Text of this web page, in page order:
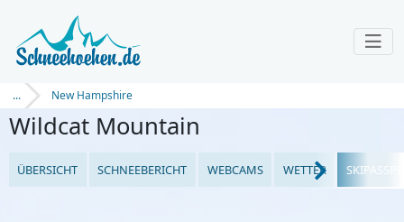
... New Hampshire
Wildcat Mountain
ÜBERSICHT SCHNEEBERICHT WEBCAMS WETTER